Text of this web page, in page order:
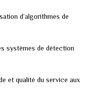
d’algorithmes de
systèmes de détection
et qualité du service aux